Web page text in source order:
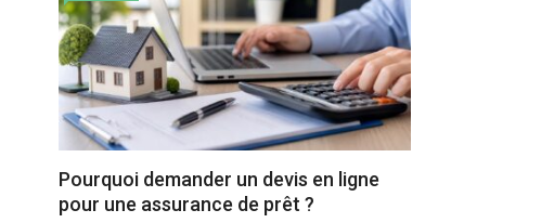
Pourquoi demander un devis en ligne
pour une assurance de prêt ?